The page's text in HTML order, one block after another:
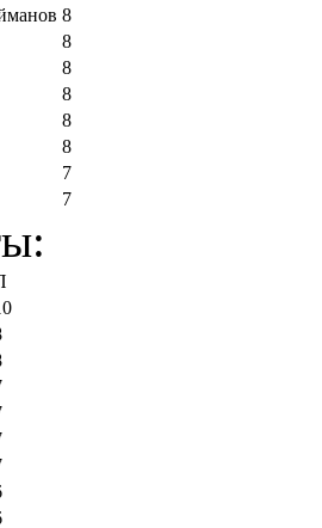
8
8
8
8
8
8
7
7